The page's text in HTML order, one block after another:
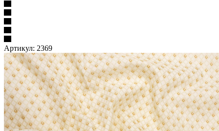
Артикул: 2369